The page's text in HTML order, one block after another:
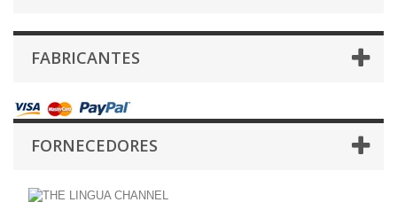
FABRICANTES
FORNECEDORES